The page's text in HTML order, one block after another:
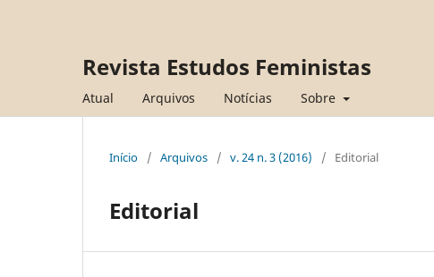
Revista Estudos Feministas
Atual Arquivos Notícias Sobre
Início / Arquivos / v. 24 n. 3 (2016) / Editorial
Editorial